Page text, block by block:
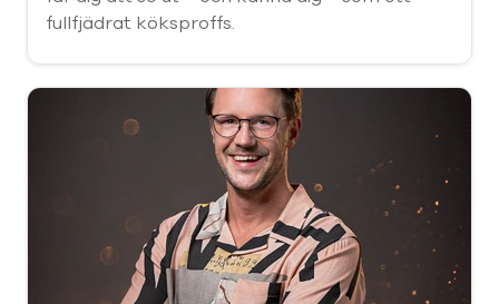
fullfjädrat köksproffs.